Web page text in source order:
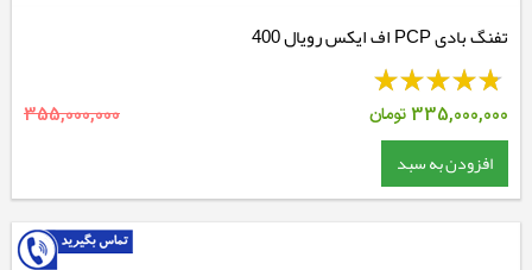
تفنگ بادی PCP اف ایکس رویال 400
335,000,000تومان 355,000,000
افزودن به سبد